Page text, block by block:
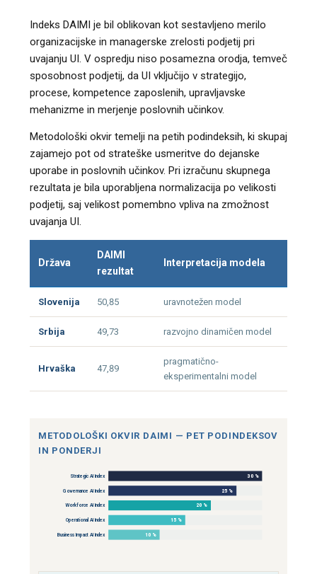
Indeks DAIMI je bil oblikovan kot sestavljeno merilo
organizacijske in managerske zrelosti podjetij pri
uvajanju UI. V ospredju niso posamezna orodja, temveč
sposobnost podjetij, da UI vključijo v strategijo,
procese, kompetence zaposlenih, upravljavske
mehanizme in merjenje poslovnih učinkov.
Metodološki okvir temelji na petih podindeksih, ki skupaj
zajamejo pot od strateške usmeritve do dejanske
uporabe in poslovnih učinkov. Pri izračunu skupnega
rezultata je bila uporabljena normalizacija po velikosti
podjetij, saj velikost pomembno vpliva na zmožnost
uvajanja UI.
Država
DAIMI
rezultat
Interpretacija modela
Slovenija 50,85 uravnotežen model
Srbija 49,73 razvojno dinamičen model
Hrvaška 47,89
pragmatično-
eksperimentalni model
METODOLOŠKI OKVIR DAIMI — PET PODINDEKSOV
IN PONDERJI
Strategic AI Index 30 %
Governance AI Index 25 %
Workforce AI Index 20 %
Operational AI Index 15 %
Business Impact AI Index 10 %